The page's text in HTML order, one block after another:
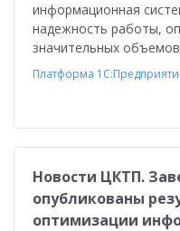
информационная
надежность работы,
значительных
Платформа
Новости ЦКТП.
опубликованы
оптимизации